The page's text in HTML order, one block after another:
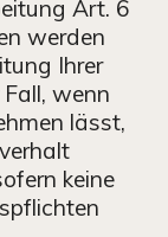
Art. 6
werden
Ihrer
wenn
lässt,
keine